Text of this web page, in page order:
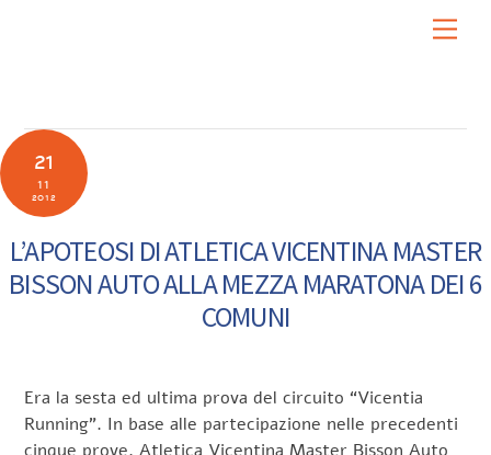
21
11
2012
L’APOTEOSI DI ATLETICA VICENTINA MASTER
BISSON AUTO ALLA MEZZA MARATONA DEI 6
COMUNI
Era la sesta ed ultima prova del circuito “Vicentia
Running”. In base alle partecipazione nelle precedenti
cinque prove, Atletica Vicentina Master Bisson Auto